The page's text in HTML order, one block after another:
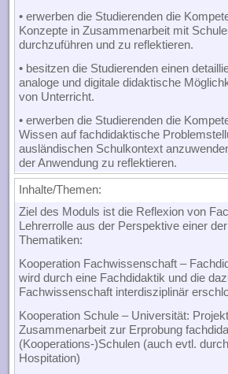
• erwerben die Studierenden die
Konzepte in Zusammenarbeit mit
durchzuführen und zu reflektieren.
• besitzen die Studierenden einen
analoge und digitale didaktische
von Unterricht.
• erwerben die Studierenden die
Wissen auf fachdidaktische
ausländischen Schulkontext
der Anwendung zu reflektieren.
Inhalte/Themen:
Ziel des Moduls ist die Reflexion von
Lehrerrolle aus der Perspektive einer
Thematiken:
Kooperation Fachwissenschaft –
wird durch eine Fachdidaktik und die
Fachwissenschaft interdisziplinär
Kooperation Schule – Universität:
Zusammenarbeit zur Erprobung
(Kooperations-)Schulen (auch evtl.
Hospitation)